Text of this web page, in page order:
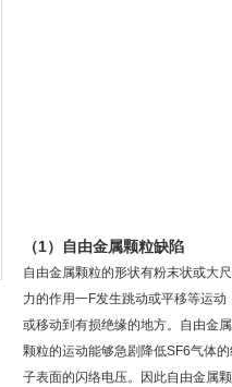
（1）自由金属颗粒缺陷
自由金属颗粒的形状有粉末状或大
力的作用一F发生跳动或平移等运
或移动到有损绝缘的地方。自由金
颗粒的运动能够急剧降低SF6气体
子表面的闪络电压。因此自由金属